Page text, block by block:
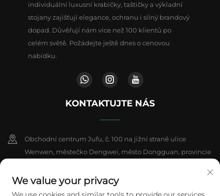
individuální luxusní krabičky, taštičky a výkladní
stojany zajišťují elegance, ochranu i silný brandový
dopad. Důvěřují nám více než 100 klientů po
celém světě. Požádejte ještě dnes o cenovou
nabídku.
KONTAKTUJTE NÁS
Obchodní centrum Jufu, č. 100 na jižní straně ulice
Wenwen, městečko Dengwei, město Dongguan, provincie
+86-18802602550
We value your privacy